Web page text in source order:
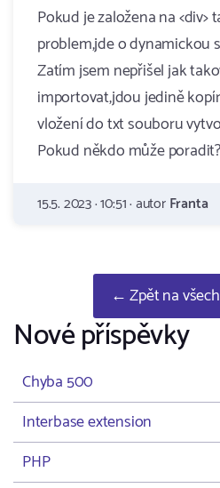
Pokud je založena na <div>
problem,jde o dynamickou
Zatím jsem nepřišel jak
importovat,jdou jedině
vložení do txt souboru
Pokud někdo může poradit?
15.5. 2023 · 10:51 · autorFranta
← Zpět na
Nové příspěvky
Chyba 500
Interbase extension
PHP